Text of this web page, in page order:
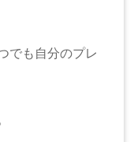
でも自分のプレ